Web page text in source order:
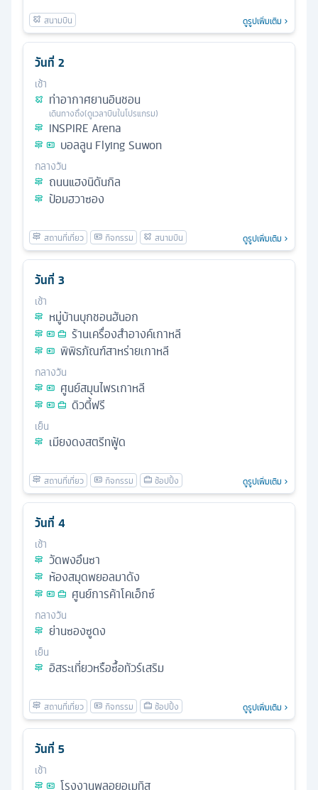
ดูรูปเพิ่มเติม
วันที่ 2
เช้า
ท่าอากาศยานอินชอน
เดินทางถึง(ดูเวลาบินในโปรแกรม)
INSPIRE Arena
บอลลูน Flying Suwon
กลางวัน
ถนนแฮงนิดันกิล
ป้อมฮวาซอง
ดูรูปเพิ่มเติม
วันที่ 3
เช้า
หมู่บ้านบุกชอนฮันอก
ร้านเครื่องสำอางค์เกาหลี
พิพิธภัณฑ์สาหร่ายเกาหลี
กลางวัน
ศูนย์สมุนไพรเกาหลี
ดิวตี้ฟรี
เย็น
เมียงดงสตรีทฟู้ด
ดูรูปเพิ่มเติม
วันที่ 4
เช้า
วัดพงอึนซา
ห้องสมุดพยอลมาดัง
ศูนย์การค้าโคเอ็กซ์
กลางวัน
ย่านซองซูดง
เย็น
อิสระเที่ยวหรือซื้อทัวร์เสริม
ดูรูปเพิ่มเติม
วันที่ 5
เช้า
โรงงานพลอยอเมทิส